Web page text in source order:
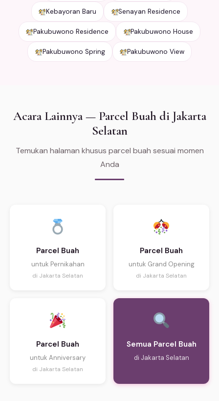
Kebayoran Baru Senayan Residence
Pakubuwono Residence Pakubuwono House
Pakubuwono Spring Pakubuwono View
Acara Lainnya — Parcel Buah di Jakarta
Selatan
Temukan halaman khusus parcel buah sesuai momen
Anda
Parcel Buah
untuk Pernikahan
di Jakarta Selatan
Parcel Buah
untuk Grand Opening
di Jakarta Selatan
Parcel Buah
untuk Anniversary
di Jakarta Selatan
Semua Parcel Buah
di Jakarta Selatan